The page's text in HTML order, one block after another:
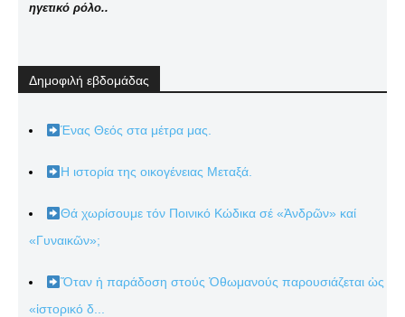
ηγετικό ρόλο..
Δημοφιλή εβδομάδας
Ένας Θεός στα μέτρα μας.
Η ιστορία της οικογένειας Μεταξά.
Θά χωρίσουμε τόν Ποινικό Κώδικα σέ «Ἀνδρῶν» καί
«Γυναικῶν»;
Ὅταν ἡ παράδοση στούς Ὀθωμανούς παρουσιάζεται ὡς
«ἱστορικό δ...